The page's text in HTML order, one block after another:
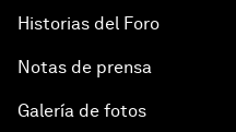
Historias del Foro
Notas de prensa
Galería de fotos